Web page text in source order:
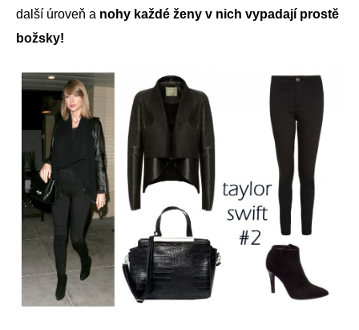
další úroveň a nohy každé ženy v nich vypadají prostě
božsky!